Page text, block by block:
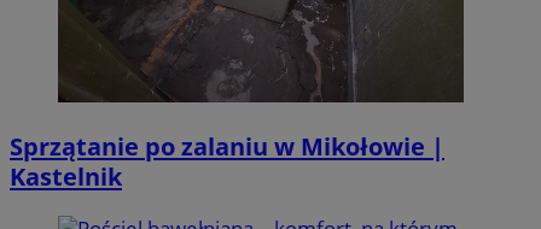
Sprzątanie po zalaniu w Mikołowie |
Kastelnik